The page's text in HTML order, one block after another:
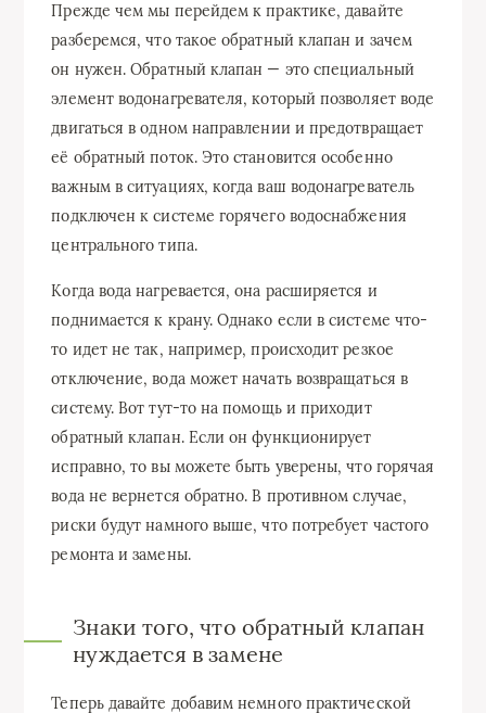
Прежде чем мы перейдем к практике, давайте
разберемся, что такое обратный клапан и зачем
он нужен. Обратный клапан — это специальный
элемент водонагревателя, который позволяет воде
двигаться в одном направлении и предотвращает
её обратный поток. Это становится особенно
важным в ситуациях, когда ваш водонагреватель
подключен к системе горячего водоснабжения
центрального типа.
Когда вода нагревается, она расширяется и
поднимается к крану. Однако если в системе что-
то идет не так, например, происходит резкое
отключение, вода может начать возвращаться в
систему. Вот тут-то на помощь и приходит
обратный клапан. Если он функционирует
исправно, то вы можете быть уверены, что горячая
вода не вернется обратно. В противном случае,
риски будут намного выше, что потребует частого
ремонта и замены.
Знаки того, что обратный клапан
нуждается в замене
Теперь давайте добавим немного практической